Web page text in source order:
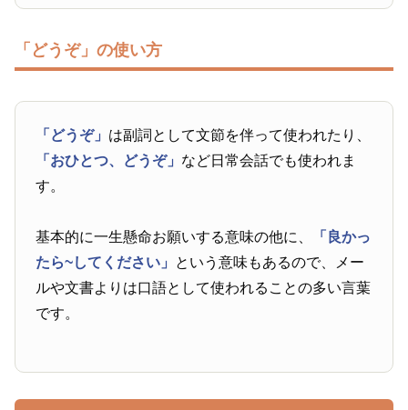
「どうぞ」の使い方
「どうぞ」 は副詞として文節を伴って使われたり、
「おひとつ、どうぞ」 など日常会話でも使われま
す。
基本的に一生懸命お願いする意味の他に、
「良かっ
たら~してください」 という意味もあるので、メー
ルや文書よりは口語として使われることの多い言葉
です。